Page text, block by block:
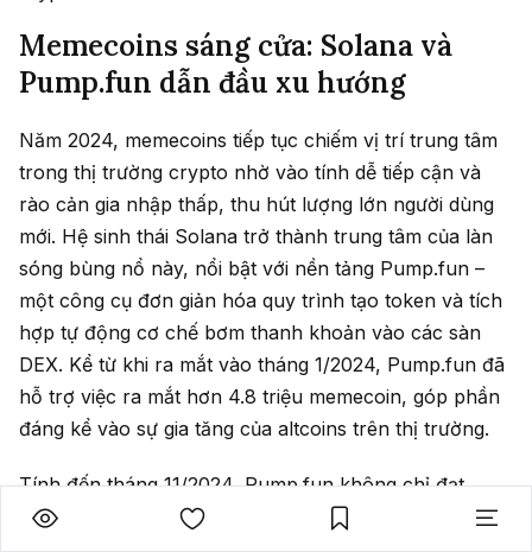
Memecoins sáng cửa: Solana và
Pump.fun dẫn đầu xu hướng
Năm 2024, memecoins tiếp tục chiếm vị trí trung tâm
trong thị trường crypto nhờ vào tính dễ tiếp cận và
rào cản gia nhập thấp, thu hút lượng lớn người dùng
mới. Hệ sinh thái Solana trở thành trung tâm của làn
sóng bùng nổ này, nổi bật với nền tảng Pump.fun –
một công cụ đơn giản hóa quy trình tạo token và tích
hợp tự động cơ chế bơm thanh khoản vào các sàn
DEX. Kể từ khi ra mắt vào tháng 1/2024, Pump.fun đã
hỗ trợ việc ra mắt hơn 4.8 triệu memecoin, góp phần
đáng kể vào sự gia tăng của altcoins trên thị trường.
Tính đến tháng 11/2024, Pump.fun không chỉ đạt
doanh thu tích lũy hơn 1.7 triệu SOL, tương đương